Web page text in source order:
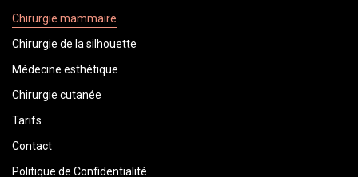
Chirurgie mammaire
Chirurgie de la silhouette
Médecine esthétique
Chirurgie cutanée
Tarifs
Contact
Politique de Confidentialité